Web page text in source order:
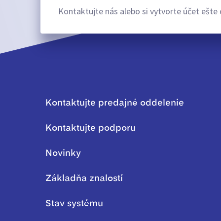
Kontaktujte nás alebo si vytvorte účet ešte
Kontaktujte predajné oddelenie
Kontaktujte podporu
Novinky
Základňa znalostí
Stav systému